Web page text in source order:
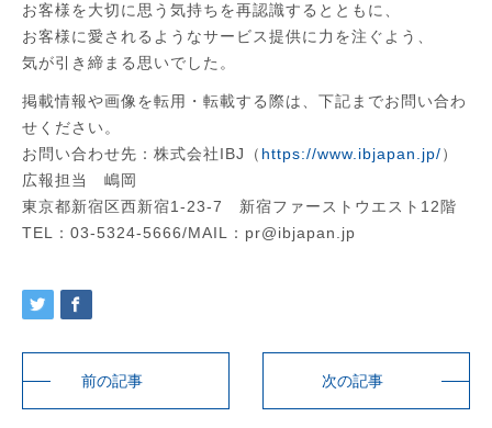
お客様を大切に思う気持ちを再認識するとともに、
お客様に愛されるようなサービス提供に力を注ぐよう、
気が引き締まる思いでした。
掲載情報や画像を転用・転載する際は、下記までお問い合わ
せください。
お問い合わせ先：株式会社IBJ（ https://www.ibjapan.jp/）
広報担当 嶋岡
東京都新宿区西新宿1-23-7 新宿ファーストウエスト12階
TEL：03-5324-5666/MAIL：pr@ibjapan.jp
前の記事 次の記事